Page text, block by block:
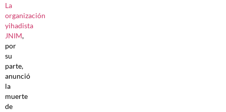
La
organización
yihadista
JNIM,
por
su
parte,
anunció
la
muerte
de